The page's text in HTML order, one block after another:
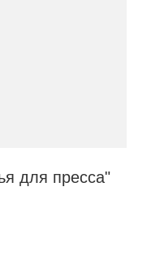
для пресса"